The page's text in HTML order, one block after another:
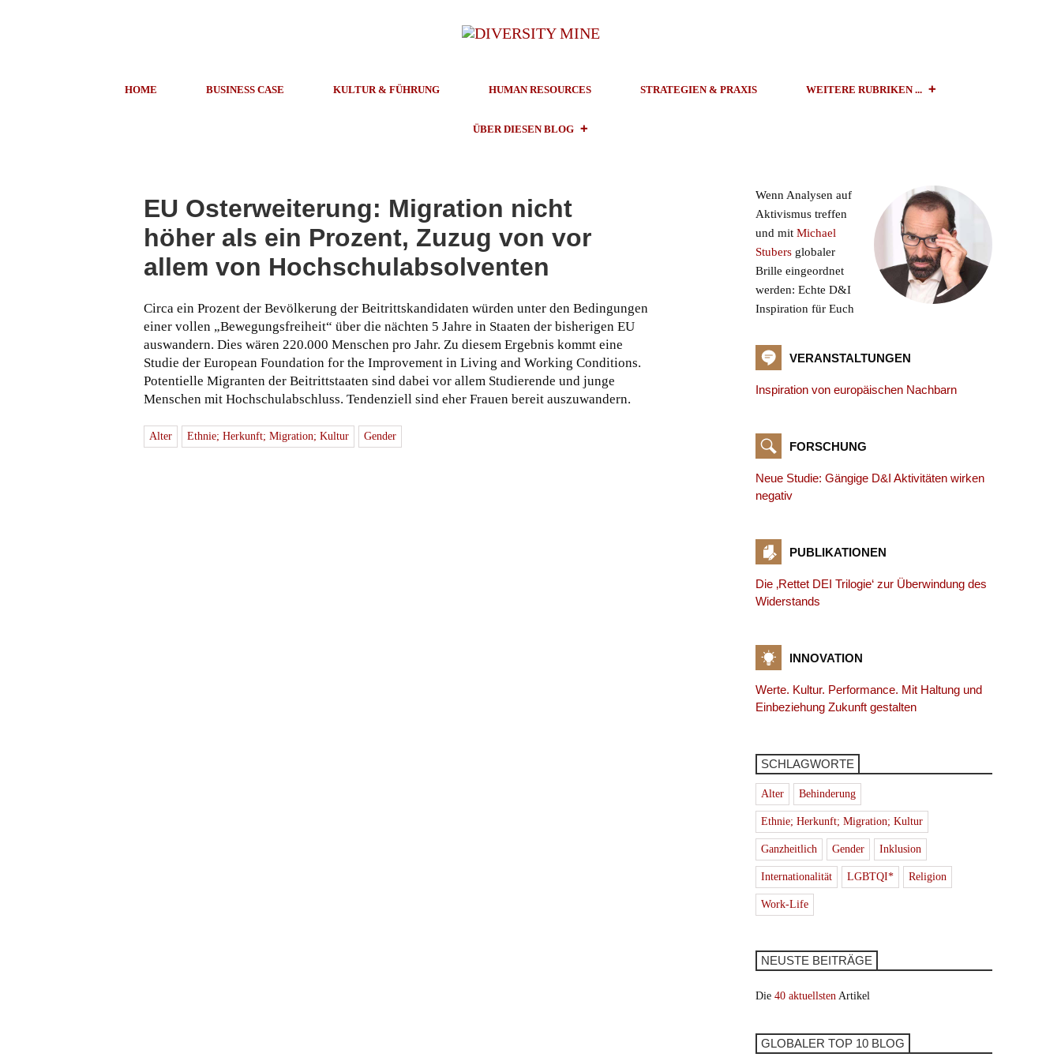
HOME BUSINESS CASE KULTUR & FÜHRUNG HUMAN RESOURCES STRATEGIEN & PRAXIS WEITERE RUBRIKEN ...
ÜBER DIESEN BLOG
EU Osterweiterung: Migration nicht
höher als ein Prozent, Zuzug von vor
allem von Hochschulabsolventen
Circa ein Prozent der Bevölkerung der Beitrittskandidaten würden unter den Bedingungen
einer vollen „Bewegungsfreiheit“ über die nächten 5 Jahre in Staaten der bisherigen EU
auswandern. Dies wären 220.000 Menschen pro Jahr. Zu diesem Ergebnis kommt eine
Studie der European Foundation for the Improvement in Living and Working Conditions.
Potentielle Migranten der Beitrittstaaten sind dabei vor allem Studierende und junge
Menschen mit Hochschulabschluss. Tendenziell sind eher Frauen bereit auszuwandern.
Alter Ethnie; Herkunft; Migration; Kultur Gender
Wenn Analysen auf
Aktivismus treffen
und mit Michael
Stubers globaler
Brille eingeordnet
werden: Echte D&I
Inspiration für Euch
VERANSTALTUNGEN
Inspiration von europäischen Nachbarn
FORSCHUNG
Neue Studie: Gängige D&I Aktivitäten wirken
negativ
PUBLIKATIONEN
Die ‚Rettet DEI Trilogie‘ zur Überwindung des
Widerstands
INNOVATION
Werte. Kultur. Performance. Mit Haltung und
Einbeziehung Zukunft gestalten
SCHLAGWORTE
Alter Behinderung
Ethnie; Herkunft; Migration; Kultur
Ganzheitlich Gender Inklusion
Internationalität LGBTQI* Religion
Work-Life
NEUSTE BEITRÄGE
Die 40 aktuellsten Artikel
GLOBALER TOP 10 BLOG